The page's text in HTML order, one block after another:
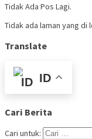
Tidak Ada Pos Lagi.
Tidak ada laman yang di
Translate
ID
Cari Berita
Cari untuk: